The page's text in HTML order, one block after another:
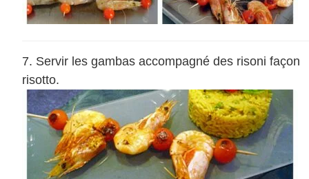
Servir les gambas accompagné des risoni façon
risotto.